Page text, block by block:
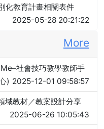
化教育計畫相關表件
2025-05-28 20:21:22
More
社會技巧教學教師手
) 2025-12-01 09:58:57
域教材／教案設計分享
2025-06-26 10:05:43